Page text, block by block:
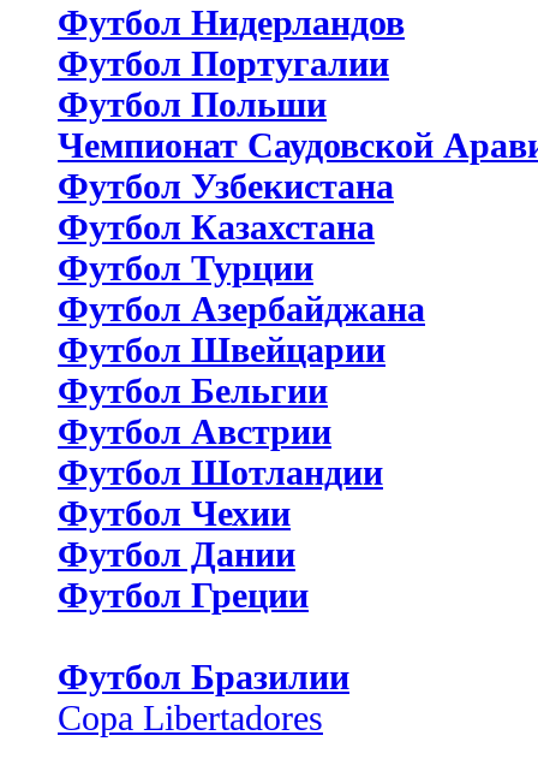
Футбол Нидерландов
Футбол Португалии
Футбол Польши
Чемпионат Саудовской
Футбол Узбекистана
Футбол Казахстана
Футбол Турции
Футбол Азербайджана
Футбол Швейцарии
Футбол Бельгии
Футбол Австрии
Футбол Шотландии
Футбол Чехии
Футбол Дании
Футбол Греции
Футбол Бразилии
Copa Libertadores